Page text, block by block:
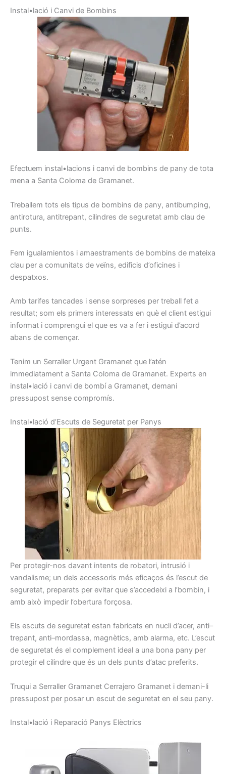
Instal•lació i Canvi de Bombins
Efectuem instal•lacions i canvi de bombins de pany de tota
mena a Santa Coloma de Gramanet.
Treballem tots els tipus de bombins de pany, antibumping,
antirotura, antitrepant, cilindres de seguretat amb clau de
punts.
Fem igualamientos i amaestraments de bombins de mateixa
clau per a comunitats de veïns, edificis d’oficines i
despatxos.
Amb tarifes tancades i sense sorpreses per treball fet a
resultat; som els primers interessats en què el client estigui
informat i comprengui el que es va a fer i estigui d’acord
abans de començar.
Tenim un Serraller Urgent Gramanet que l’atén
immediatament a Santa Coloma de Gramanet. Experts en
instal•lació i canvi de bombí a Gramanet, demani
pressupost sense compromís.
Instal•lació d’Escuts de Seguretat per Panys
Per protegir-nos davant intents de robatori, intrusió i
vandalisme; un dels accessoris més eficaços és l’escut de
seguretat, preparats per evitar que s’accedeixi a l’bombin, i
amb això impedir l’obertura forçosa.
Els escuts de seguretat estan fabricats en nucli d’acer, anti–
trepant, anti–mordassa, magnètics, amb alarma, etc. L’escut
de seguretat és el complement ideal a una bona pany per
protegir el cilindre que és un dels punts d’atac preferits.
Truqui a Serraller Gramanet Cerrajero Gramanet i demani-li
pressupost per posar un escut de seguretat en el seu pany.
Instal•lació i Reparació Panys Elèctrics